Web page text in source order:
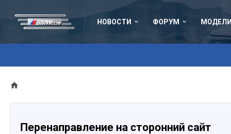
НОВОСТИ ФОРУМ МОДЕЛИ
Перенаправление на сторонний сайт